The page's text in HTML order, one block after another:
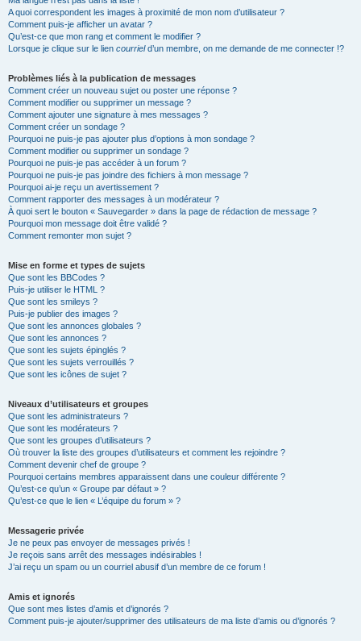
A quoi correspondent les images à proximité de mon nom d’utilisateur ?
Comment puis-je afficher un avatar ?
Qu’est-ce que mon rang et comment le modifier ?
Lorsque je clique sur le lien courrield’un membre, on me demande de me connecter !?
Problèmes liés à la publication de messages
Comment créer un nouveau sujet ou poster une réponse ?
Comment modifier ou supprimer un message ?
Comment ajouter une signature à mes messages ?
Comment créer un sondage ?
Pourquoi ne puis-je pas ajouter plus d’options à mon sondage ?
Comment modifier ou supprimer un sondage ?
Pourquoi ne puis-je pas accéder à un forum ?
Pourquoi ne puis-je pas joindre des fichiers à mon message ?
Pourquoi ai-je reçu un avertissement ?
Comment rapporter des messages à un modérateur ?
À quoi sert le bouton « Sauvegarder » dans la page de rédaction de message ?
Pourquoi mon message doit être validé ?
Comment remonter mon sujet ?
Mise en forme et types de sujets
Que sont les BBCodes ?
Puis-je utiliser le HTML ?
Que sont les smileys ?
Puis-je publier des images ?
Que sont les annonces globales ?
Que sont les annonces ?
Que sont les sujets épinglés ?
Que sont les sujets verrouillés ?
Que sont les icônes de sujet ?
Niveaux d’utilisateurs et groupes
Que sont les administrateurs ?
Que sont les modérateurs ?
Que sont les groupes d’utilisateurs ?
Où trouver la liste des groupes d’utilisateurs et comment les rejoindre ?
Comment devenir chef de groupe ?
Pourquoi certains membres apparaissent dans une couleur différente ?
Qu’est-ce qu’un « Groupe par défaut » ?
Qu’est-ce que le lien « L’équipe du forum » ?
Messagerie privée
Je ne peux pas envoyer de messages privés !
Je reçois sans arrêt des messages indésirables !
J’ai reçu un spam ou un courriel abusif d’un membre de ce forum !
Amis et ignorés
Que sont mes listes d’amis et d’ignorés ?
Comment puis-je ajouter/supprimer des utilisateurs de ma liste d’amis ou d’ignorés ?